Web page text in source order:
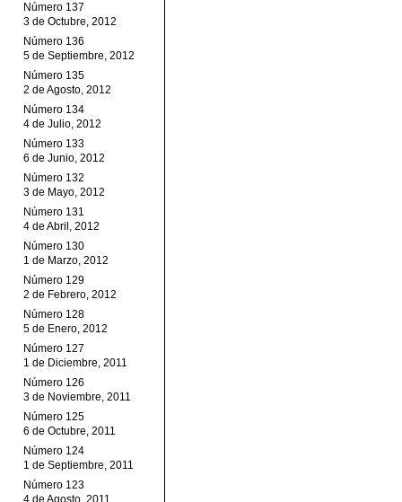
Número 137
3 de Octubre, 2012
Número 136
5 de Septiembre, 2012
Número 135
2 de Agosto, 2012
Número 134
4 de Julio, 2012
Número 133
6 de Junio, 2012
Número 132
3 de Mayo, 2012
Número 131
4 de Abril, 2012
Número 130
1 de Marzo, 2012
Número 129
2 de Febrero, 2012
Número 128
5 de Enero, 2012
Número 127
1 de Diciembre, 2011
Número 126
3 de Noviembre, 2011
Número 125
6 de Octubre, 2011
Número 124
1 de Septiembre, 2011
Número 123
4 de Agosto, 2011